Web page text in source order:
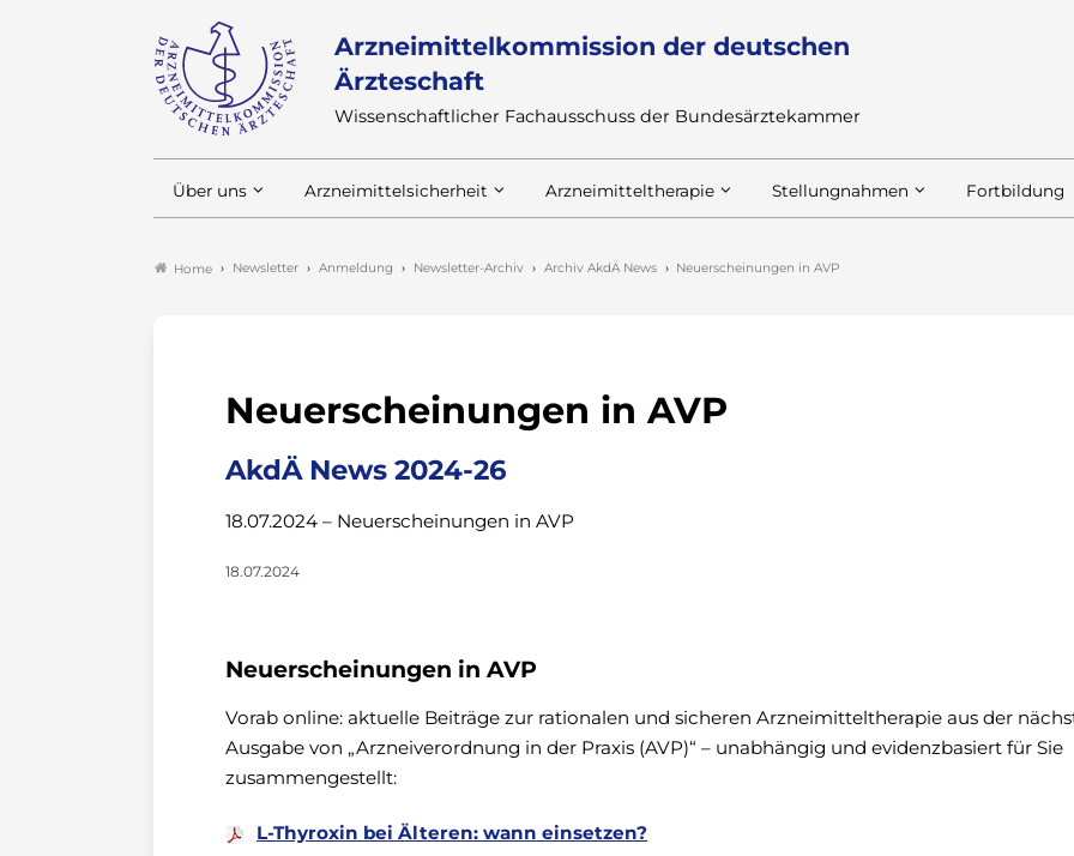
Arzneimittelkommission der deutschen
Ärzteschaft
Wissenschaftlicher Fachausschuss der Bundesärztekammer
Über uns Arzneimittelsicherheit Arzneimitteltherapie Stellungnahmen Fortbildung
Home Newsletter Anmeldung Newsletter-Archiv Archiv AkdÄ News Neuerscheinungen in AVP
Neuerscheinungen in AVP
AkdÄ News 2024-26
18.07.2024 – Neuerscheinungen in AVP
18.07.2024
Neuerscheinungen in AVP
Vorab online: aktuelle Beiträge zur rationalen und sicheren Arzneimitteltherapie aus der
Ausgabe von „Arzneiverordnung in der Praxis (AVP)“ – unabhängig und evidenzbasiert für Sie
zusammengestellt:
L-Thyroxin bei Älteren: wann einsetzen?